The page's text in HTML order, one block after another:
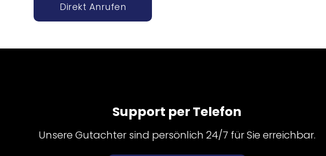
Direkt Anrufen
Support per Telefon
Unsere Gutachter sind persönlich 24/7 für Sie erreichbar.